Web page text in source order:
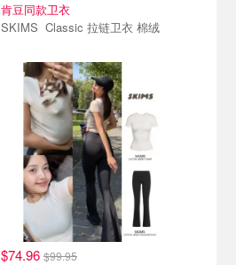
肯豆同款卫衣
SKIMS Classic 拉链卫衣 棉绒
$74.96 $99.95